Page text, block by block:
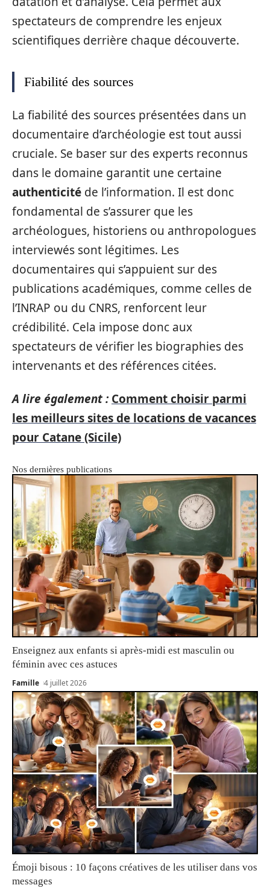
spectateurs de comprendre les enjeux
scientifiques derrière chaque découverte.
Fiabilité des sources
La fiabilité des sources présentées dans un
documentaire d’archéologie est tout aussi
cruciale. Se baser sur des experts reconnus
dans le domaine garantit une certaine
authenticité de l’information. Il est donc
fondamental de s’assurer que les
archéologues, historiens ou anthropologues
interviewés sont légitimes. Les
documentaires qui s’appuient sur des
publications académiques, comme celles de
l’INRAP ou du CNRS, renforcent leur
crédibilité. Cela impose donc aux
spectateurs de vérifier les biographies des
intervenants et des références citées.
A lire également : Comment choisir parmi
les meilleurs sites de locations de vacances
pour Catane (Sicile)
Nos dernières publications
Enseignez aux enfants si après-midi est masculin ou
féminin avec ces astuces
Famille 4 juillet 2026
Émoji bisous : 10 façons créatives de les utiliser dans vos
messages